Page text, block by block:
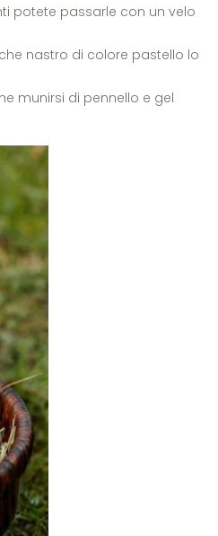
potete passarle con un velo
nastro di colore pastello lo
munirsi di pennello e gel